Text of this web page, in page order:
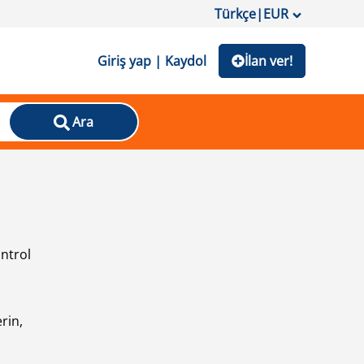
Türkçe|EUR
Giriş yap | Kaydol İlan ver!
Ara